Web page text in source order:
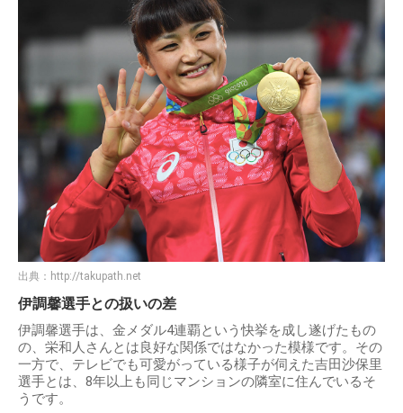
出典： http://takupath.net
伊調馨選手との扱いの差
伊調馨選手は、金メダル4連覇という快挙を成し遂げたもの
の、栄和人さんとは良好な関係ではなかった模様です。その
一方で、テレビでも可愛がっている様子が伺えた吉田沙保里
選手とは、8年以上も同じマンションの隣室に住んでいるそ
うです。